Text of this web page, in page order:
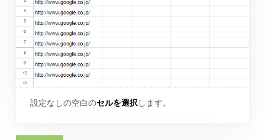
設定なしの空白のセルを選択 します。